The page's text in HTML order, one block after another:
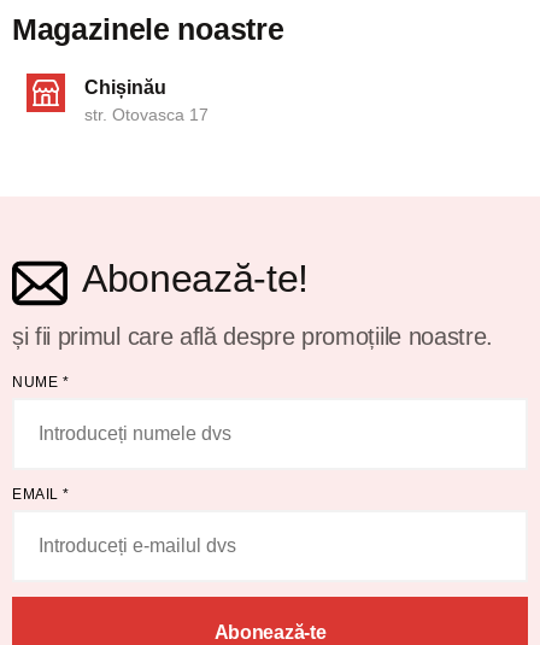
Magazinele noastre
Chișinău
str. Otovasca 17
Abonează-te!
și fii primul care află despre promoțiile noastre.
NUME *
EMAIL *
Abonează-te